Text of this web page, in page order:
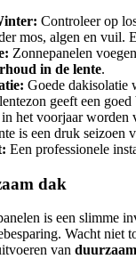
Controleer op
mos, algen en vuil.
Zonnepanelen
in de lente.
Goede dakisolatie
geeft een
het voorjaar worden
is een druk
Een professionele
dak
is een slimme
Wacht niet
van